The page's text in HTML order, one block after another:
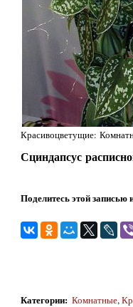
Красивоцветущие:
Сциндапсус
Поделитесь этой записью
Категории: Комнатные,